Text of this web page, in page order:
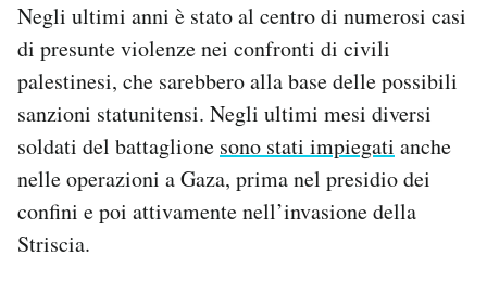
Negli ultimi anni è stato al centro di numerosi casi
di presunte violenze nei confronti di civili
palestinesi, che sarebbero alla base delle possibili
sanzioni statunitensi. Negli ultimi mesi diversi
soldati del battaglione sono stati impiegati anche
nelle operazioni a Gaza, prima nel presidio dei
confini e poi attivamente nell’invasione della
Striscia.